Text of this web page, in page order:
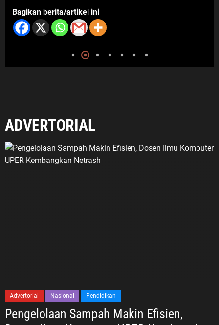
Bagikan berita/artikel ini
ADVERTORIAL
Advertorial Nasional Pendidikan
Pengelolaan Sampah Makin Efisien,